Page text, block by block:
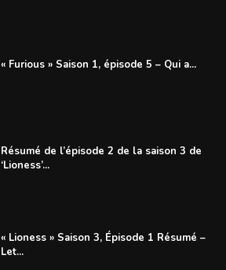
« Furious » Saison 1, épisode 5 – Qui a...
Résumé de l’épisode 2 de la saison 3 de
‘Lioness’...
« Lioness » Saison 3, Épisode 1 Résumé –
Let...